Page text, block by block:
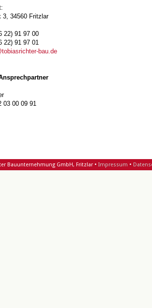
3, 34560 Fritzlar
22) 91 97 00
22) 91 97 01
bau.de
03 00 09 91
Bauunternehmung GmbH, Fritzlar • Impressum •